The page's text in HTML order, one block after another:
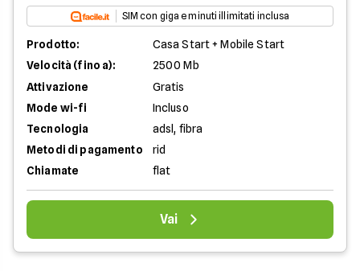
SIM con giga e minuti illimitati inclusa
Prodotto:
Casa Start + Mobile Start
Velocità (fino a):
2500 Mb
Attivazione
Gratis
Mode wi-fi
Incluso
Tecnologia
adsl, fibra
Metodi di pagamento
rid
Chiamate
flat
Vai